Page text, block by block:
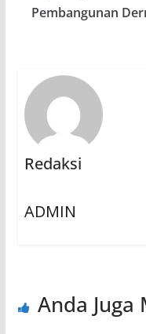
Pembangunan
Redaksi
ADMIN
Anda Juga